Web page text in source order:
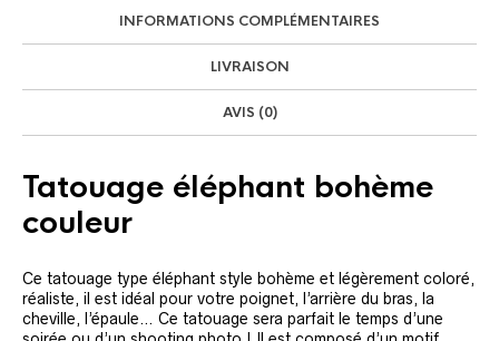
INFORMATIONS COMPLÉMENTAIRES
LIVRAISON
AVIS (0)
Tatouage éléphant bohème
couleur
Ce tatouage type éléphant style bohème et légèrement coloré,
réaliste, il est idéal pour votre poignet, l’arrière du bras, la
cheville, l’épaule… Ce tatouage sera parfait le temps d’une